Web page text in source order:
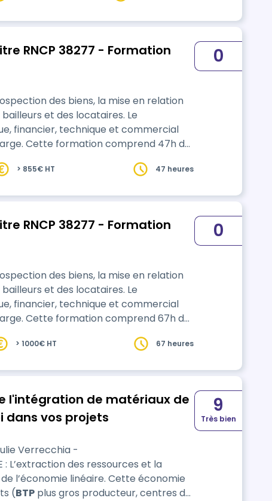
RNCP 38277 - Formation
des biens, la mise en relation
et des locataires. Le
financier, technique et commercial
47h de
0
> 855€ HT 47 heures
RNCP 38277 - Formation
des biens, la mise en relation
et des locataires. Le
financier, technique et commercial
67h de
0
> 1000€ HT 67 heures
l'intégration de matériaux de
dans vos projets
Verrecchia -
l’économie linéaire. Cette économie
(BTPplus gros producteur, centres de
9
Très bien